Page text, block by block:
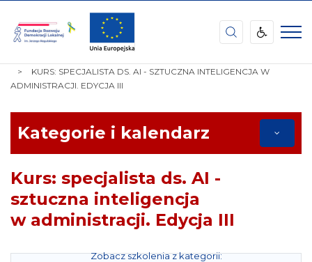
Fundacja
Rozwoju
Lokalnej
im.
Jerzego
GŁÓWNA
KURS: SPECJALISTA DS. AI - SZTUCZNA INTELIGENCJA W
ADMINISTRACJI. EDYCJA III
Kategorie i kalendarz
Kurs: specjalista ds. AI -
sztuczna inteligencja
w administracji. Edycja III
Zobacz szkolenia z kategorii: